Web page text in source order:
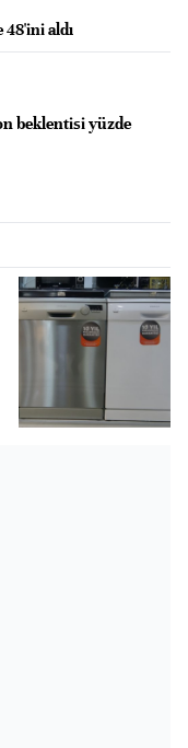
aldı
beklentisi yüzde